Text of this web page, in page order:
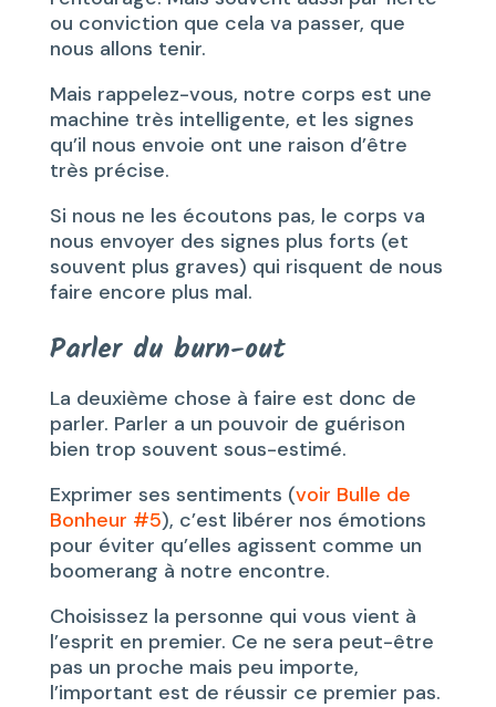
ou conviction que cela va passer, que
nous allons tenir.
Mais rappelez-vous, notre corps est une
machine très intelligente, et les signes
qu’il nous envoie ont une raison d’être
très précise.
Si nous ne les écoutons pas, le corps va
nous envoyer des signes plus forts (et
souvent plus graves) qui risquent de nous
faire encore plus mal.
Parler du burn-out
La deuxième chose à faire est donc de
parler. Parler a un pouvoir de guérison
bien trop souvent sous-estimé.
Exprimer ses sentiments (voir Bulle de
Bonheur #5), c’est libérer nos émotions
pour éviter qu’elles agissent comme un
boomerang à notre encontre.
Choisissez la personne qui vous vient à
l’esprit en premier. Ce ne sera peut-être
pas un proche mais peu importe,
l’important est de réussir ce premier pas.